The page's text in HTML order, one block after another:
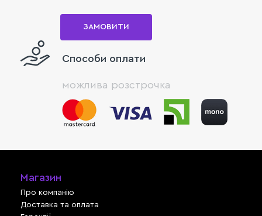
ЗАМОВИТИ
Способи оплати
можлива розстрочка
Магазин
Про компанію
Доставка та оплата